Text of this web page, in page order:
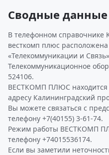
Сводные
В телефонном справочнике
весткомп плюс
«Телекоммуникации и
Телекоммуникационное
524106.
ВЕСТКОМП ПЛЮС находится
адресу Калининградский
Вы можете связаться с
телефону +7(40155) 3-61-74.
Режим работы ВЕСТКОМП
телефону +74015536174.
Если вы заметили